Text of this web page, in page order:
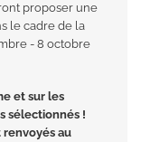
proposer une
le cadre de la
- 8 octobre
et sur les
sélectionnés !
renvoyés au